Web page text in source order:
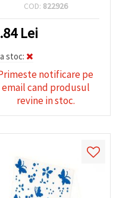
COD: 822926
Lei
stoc:
notificare pe
email cand produsul
revine in stoc.